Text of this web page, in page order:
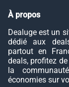
À propos
Dealuge est un
dédié aux
partout en
deals, profitez
la
économies sur